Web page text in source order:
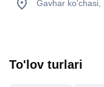
Gavhar ko'chasi,
To'lov turlari